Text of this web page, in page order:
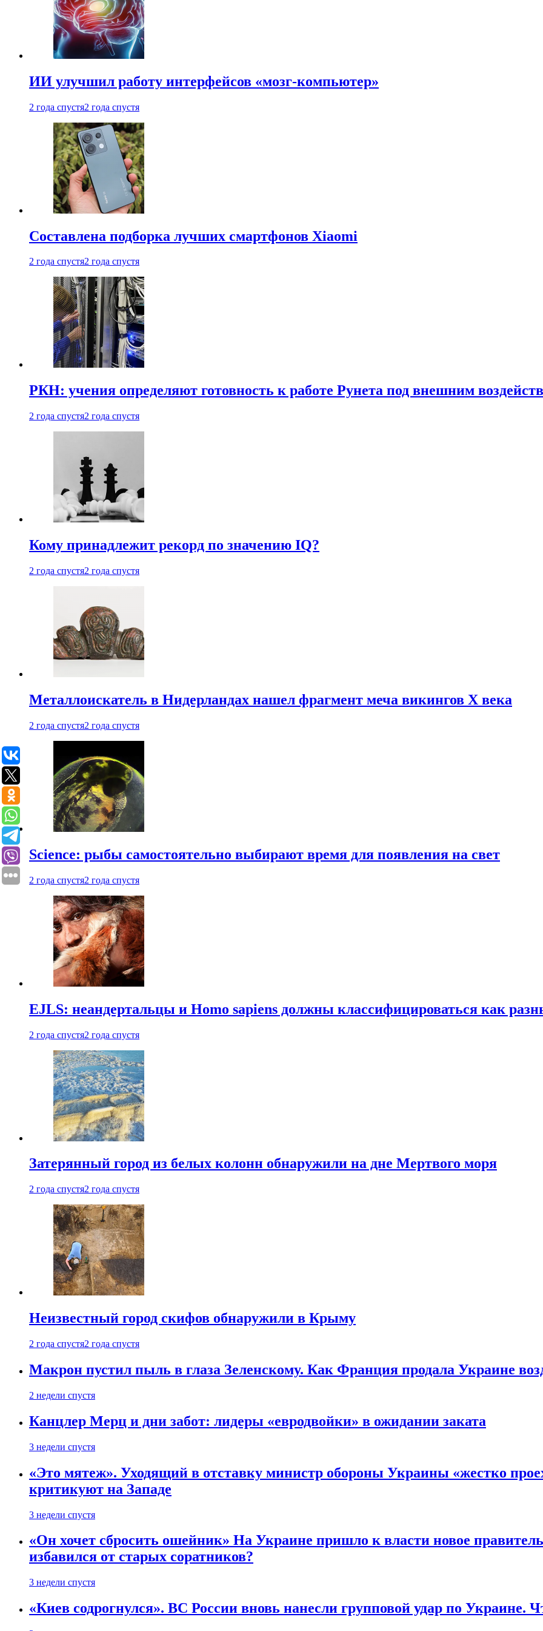
ИИ улучшил работу интерфейсов «мозг-компьютер»
2 года спустя2 года спустя
Составлена подборка лучших смартфонов Xiaomi
2 года спустя2 года спустя
РКН: учения определяют готовность к работе Рунета под внешним
2 года спустя2 года спустя
Кому принадлежит рекорд по значению IQ?
2 года спустя2 года спустя
Металлоискатель в Нидерландах нашел фрагмент меча викингов X века
2 года спустя2 года спустя
Science: рыбы самостоятельно выбирают время для появления на свет
2 года спустя2 года спустя
EJLS: неандертальцы и Homo sapiens должны классифицироваться как
2 года спустя2 года спустя
Затерянный город из белых колонн обнаружили на дне Мертвого моря
2 года спустя2 года спустя
Неизвестный город скифов обнаружили в Крыму
2 года спустя2 года спустя
Макрон пустил пыль в глаза Зеленскому. Как Франция продала Украине
2 недели спустя
Канцлер Мерц и дни забот: лидеры «евродвойки» в ожидании заката
3 недели спустя
«Это мятеж». Уходящий в отставку министр обороны Украины «жестко
критикуют на Западе
3 недели спустя
«Он хочет сбросить ошейник» На Украине пришло к власти новое
избавился от старых соратников?
3 недели спустя
«Киев содрогнулся». ВС России вновь нанесли групповой удар по Украине.